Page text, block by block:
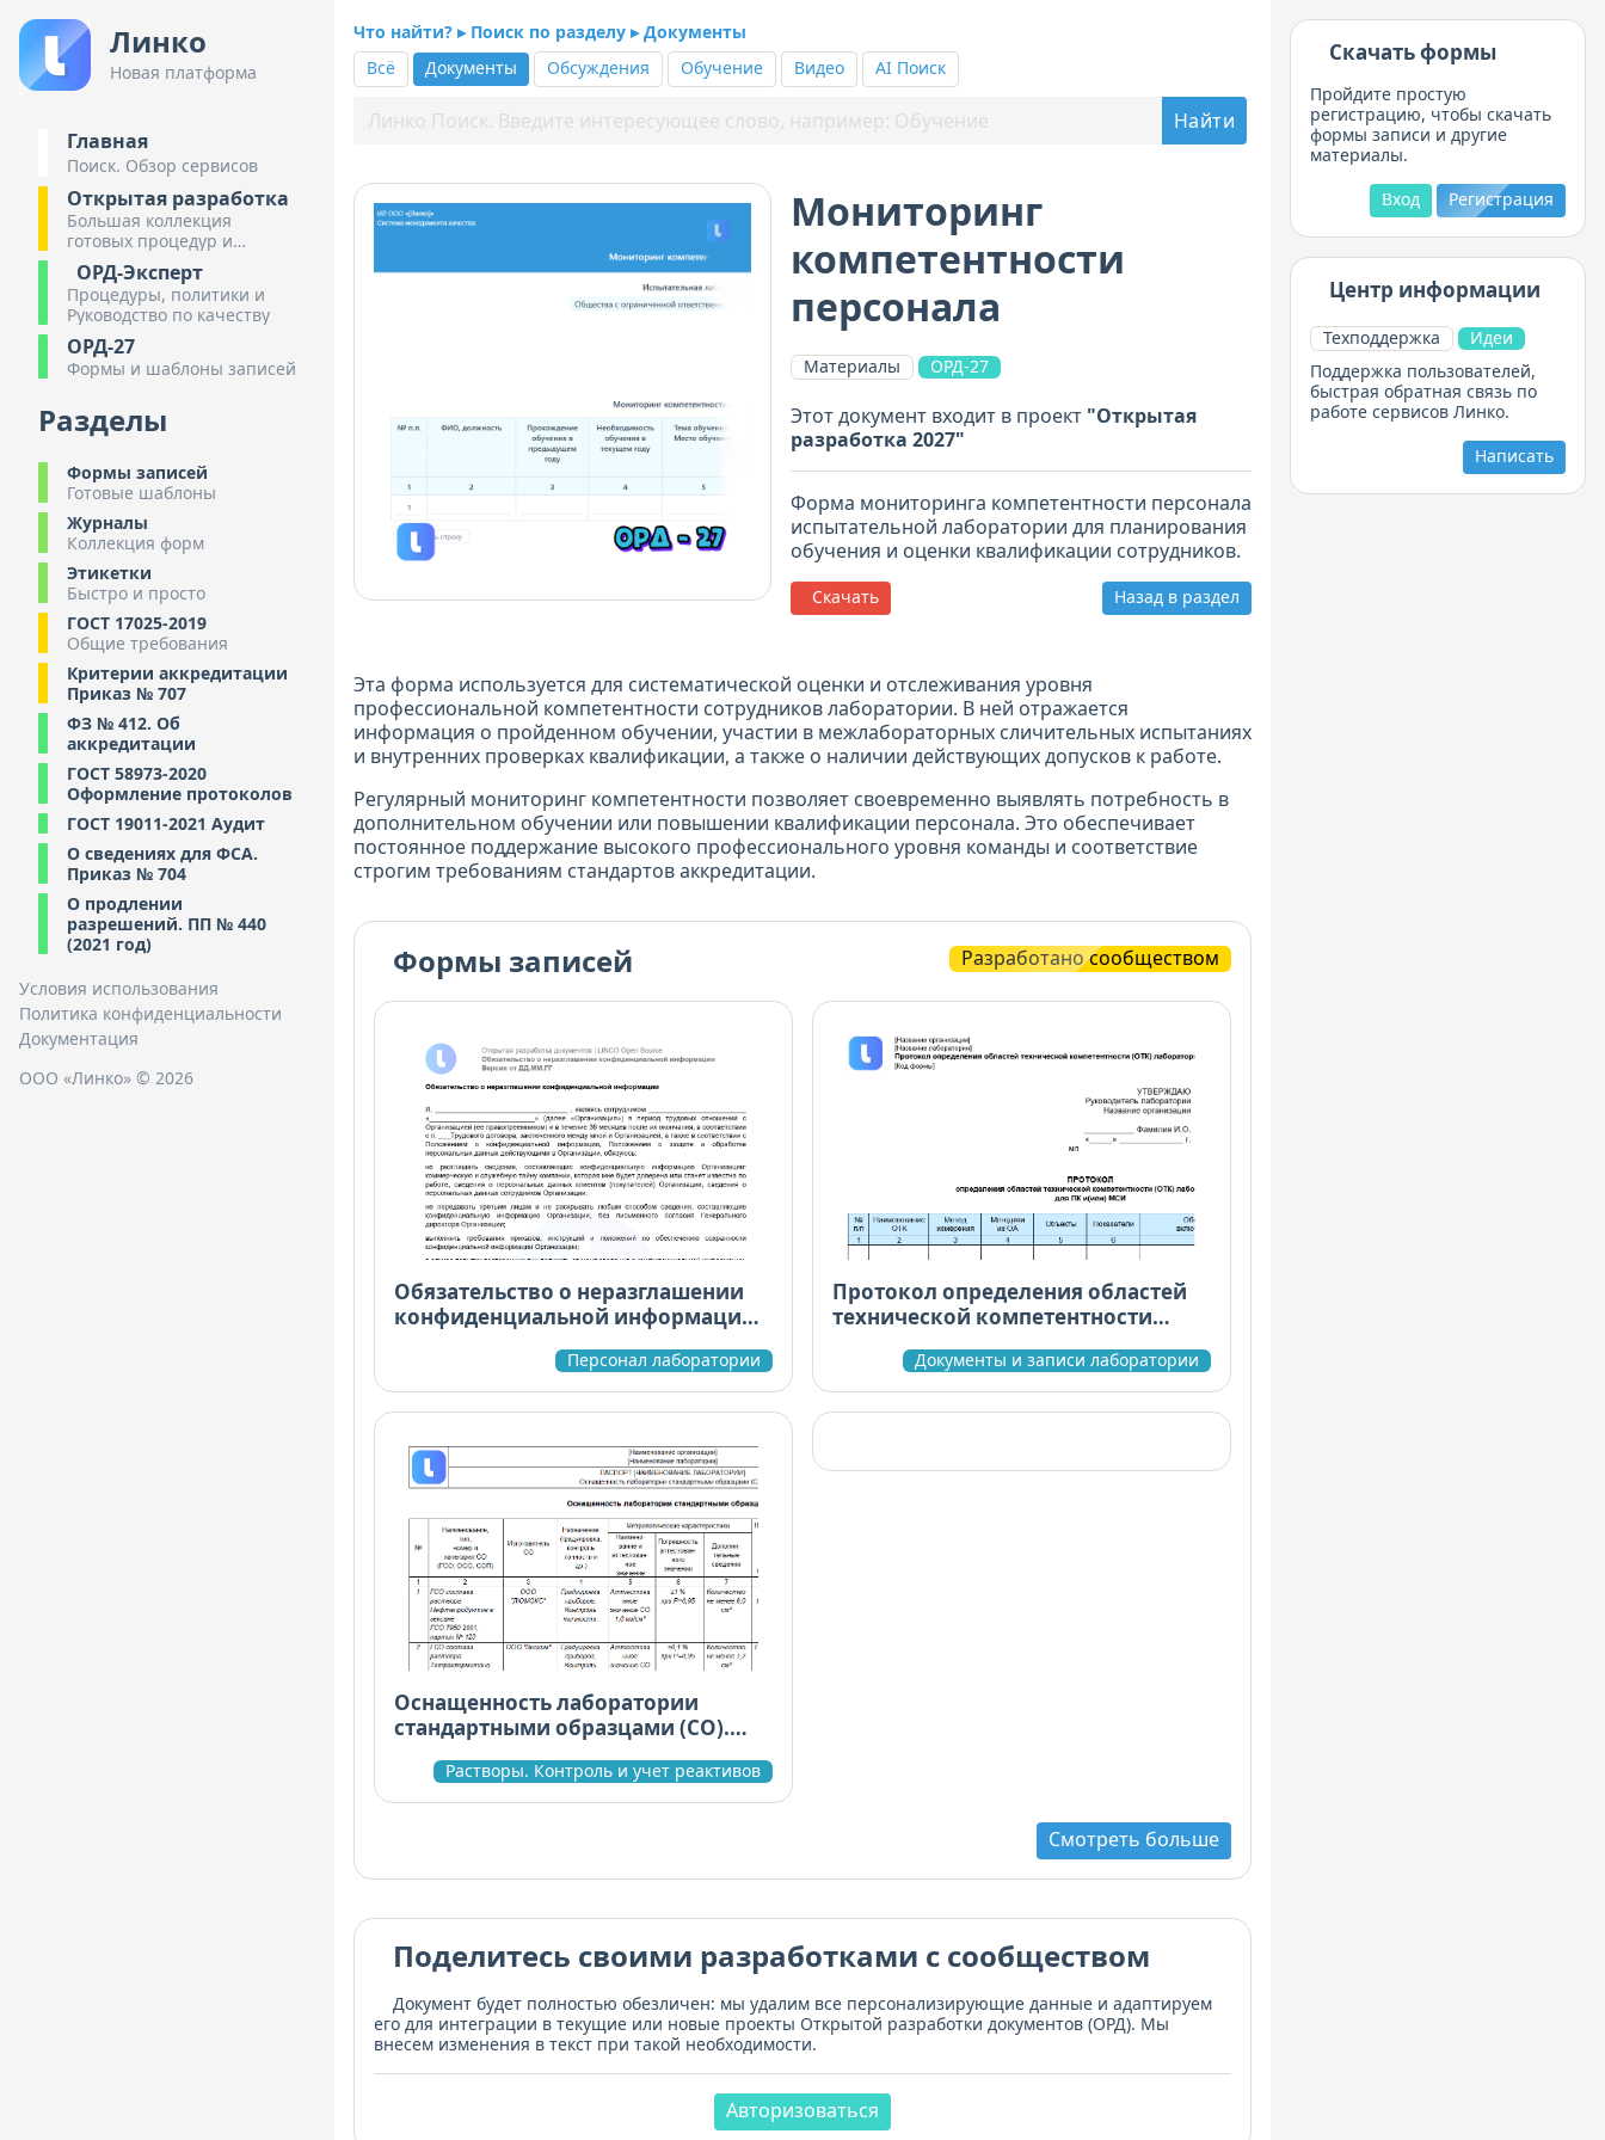
Линко
Новая платформа
Главная
Поиск. Обзор сервисов
Открытая разработка
Большая коллекция
готовых процедур и
инструкций
ОРД-Эксперт
Процедуры, политики и
Руководство по качеству
ОРД-27
Формы и шаблоны записей
Разделы
Формы записей
Готовые шаблоны
Журналы
Коллекция форм
Этикетки
Быстро и просто
ГОСТ 17025-2019
Общие требования
Критерии аккредитации
Приказ № 707
ФЗ № 412. Об
аккредитации
ГОСТ 58973-2020
Оформление протоколов
ГОСТ 19011-2021 Аудит
О сведениях для ФСА.
Приказ № 704
О продлении
разрешений. ПП № 440
(2021 год)
Условия использования
Политика конфиденциальности
Документация
ООО «Линко» © 2026
Что найти? ▸ Поиск по разделу ▸ Документы
Всё
Документы Обсуждения Обучение Видео AI Поиск
Мониторинг
компетентности
персонала
Материалы ОРД-27
Этот документ входит в проект "Открытая
разработка 2027"
Форма мониторинга компетентности персонала
испытательной лаборатории для планирования
обучения и оценки квалификации сотрудников.
Скачать Назад в раздел
Эта форма используется для систематической оценки и отслеживания уровня
профессиональной компетентности сотрудников лаборатории. В ней отражается
информация о пройденном обучении, участии в межлабораторных сличительных испытаниях
и внутренних проверках квалификации, а также о наличии действующих допусков к работе.
Регулярный мониторинг компетентности позволяет своевременно выявлять потребность в
дополнительном обучении или повышении квалификации персонала. Это обеспечивает
постоянное поддержание высокого профессионального уровня команды и соответствие
строгим требованиям стандартов аккредитации.
Формы записей Разработано сообществом
Обязательство о неразглашении
конфиденциальной информации.
Персонал лаборатории
Протокол определения областей
технической компетентности
Документы и записи лаборатории
Оснащенность лаборатории
стандартными образцами (СО).
Растворы. Контроль и учет реактивов
Смотреть больше
Поделитесь своими разработками с сообществом
Документ будет полностью обезличен: мы удалим все персонализирующие данные и адаптируем
его для интеграции в текущие или новые проекты Открытой разработки документов (ОРД). Мы
внесем изменения в текст при такой необходимости.
Авторизоваться
Скачать формы
Пройдите простую
регистрацию, чтобы скачать
формы записи и другие
материалы.
Регистрация
Вход
Центр информации
Техподдержка
Идеи
Поддержка пользователей,
быстрая обратная связь по
работе сервисов Линко.
Написать